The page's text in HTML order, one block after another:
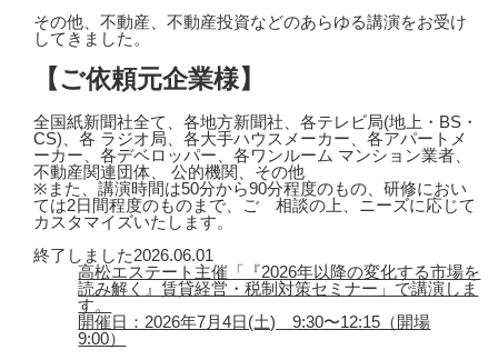
その他、不動産、不動産投資などのあらゆる講演をお受け
してきました。
【ご依頼元企業様】
全国紙新聞社全て、各地方新聞社、各テレビ局(地上・BS・
CS)、各 ラジオ局、各大手ハウスメーカー、各アパートメ
ーカー、各デベロッパー、各ワンルーム マンション業者、
不動産関連団体、 公的機関、その他
※また、講演時間は50分から90分程度のもの、研修におい
ては2日間程度のものまで、ご゙相談の上、ニーズに応じて
カスタマイズいたします。
終了しました2026.06.01
高松エステート主催「『2026年以降の変化する市場を
読み解く』賃貸経営・税制対策セミナー」で講演しま
す。
開催日：2026年7月4日(土) 9:30〜12:15（開場
9:00）